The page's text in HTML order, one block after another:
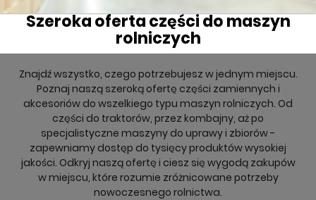
Szeroka oferta części do maszyn
rolniczych
Znajdź wszystko, czego potrzebujesz w jednym miejscu.
Poznaj naszą szeroką ofertę części zamiennych i
akcesoriów do wszelkiego typu maszyn rolniczych. Od
części do traktorów, przez kombajny, aż po
specjalistyczne maszyny do uprawy i zbiorów -
zapewniamy dostęp do tysięcy produktów wysokiej
jakości. Odkryj naszą ofertę i ciesz się wygodą zakupów
w miejscu, które rozumie zróżnicowane potrzeby
nowoczesnego rolnictwa.